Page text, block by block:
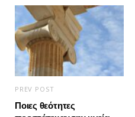
PREV POST
Ποιες θεότητες